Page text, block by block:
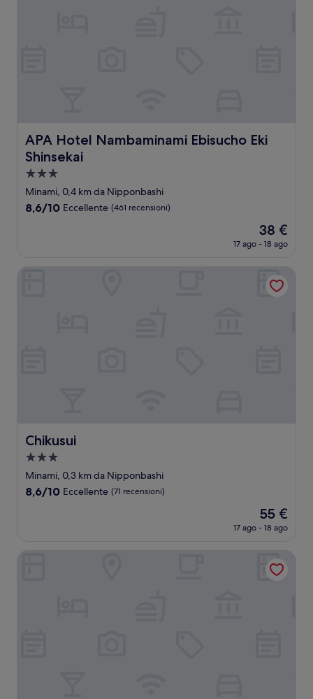
APA Hotel Nambaminami Ebisucho Eki
Shinsekai
APA Hotel Nambaminami Ebisucho Eki Shinsekai
Struttura
a
3.0
Minami, 0,4 km da Nipponbashi
8.6
recensioni)
8,6/10 Eccellente (461 recensioni)
Il
prezzo
attuale
38 €
38 €
17 ago - 18 ago
Chikusui
Chikusui
Struttura
a
3.0
Minami, 0,3 km da Nipponbashi
8.6
recensioni)
8,6/10 Eccellente (71 recensioni)
Il
prezzo
attuale
55 €
55 €
17 ago - 18 ago